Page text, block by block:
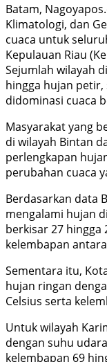
Batam,
Klimatologi, dan
cuaca untuk
Kepulauan Riau
Sejumlah wilayah
hingga hujan
didominasi cuaca
Masyarakat yang
di wilayah Bintan
perlengkapan
perubahan cuaca
Berdasarkan data
mengalami hujan
berkisar 27 hingga
kelembapan
Sementara itu,
hujan ringan
Celsius serta
Untuk wilayah
dengan suhu
kelembapan 69